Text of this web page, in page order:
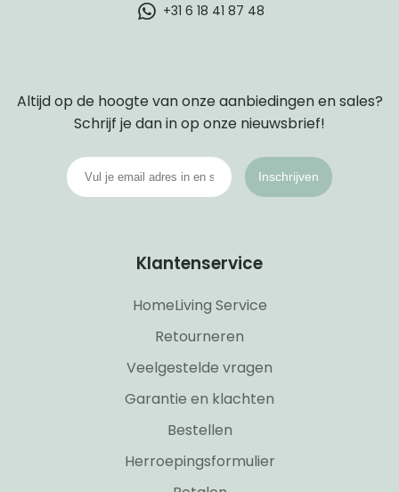
+31 6 18 41 87 48
Altijd op de hoogte van onze aanbiedingen en sales?
Schrijf je dan in op onze nieuwsbrief!
Inschrijven
Klantenservice
HomeLiving Service
Retourneren
Veelgestelde vragen
Garantie en klachten
Bestellen
Herroepingsformulier